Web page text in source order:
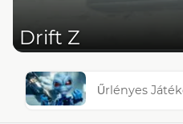
Drift Z
Űrlényes